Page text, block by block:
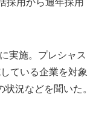
実施。プレシャス
ている企業を対象
況などを聞いた。